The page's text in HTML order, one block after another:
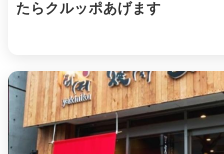
たらクルッポあげます
©︎ KAYAC Inc.All